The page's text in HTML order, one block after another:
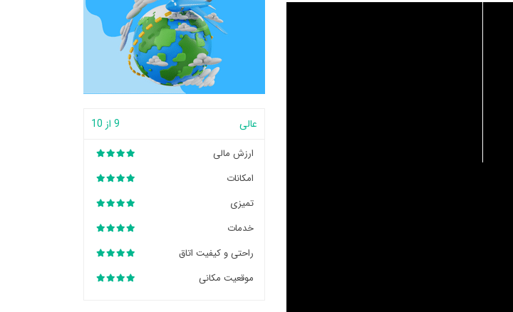
عالی 9 از 10
ارزش مالی
امکانات
تمیزی
خدمات
راحتی و کیفیت اتاق
موقعیت مکانی